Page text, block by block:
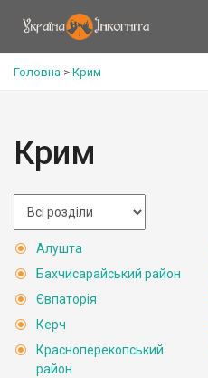
Головна > Крим
Крим
Алушта
Бахчисарайський район
Євпаторія
Керч
Красноперекопський
район